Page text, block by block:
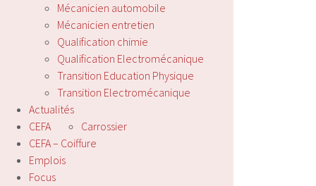
Mécanicien automobile
Mécanicien entretien
Qualification chimie
Qualification Electromécanique
Transition Education Physique
Transition Electromécanique
Actualités
CEFA
Carrossier
CEFA – Coiffure
Emplois
Focus